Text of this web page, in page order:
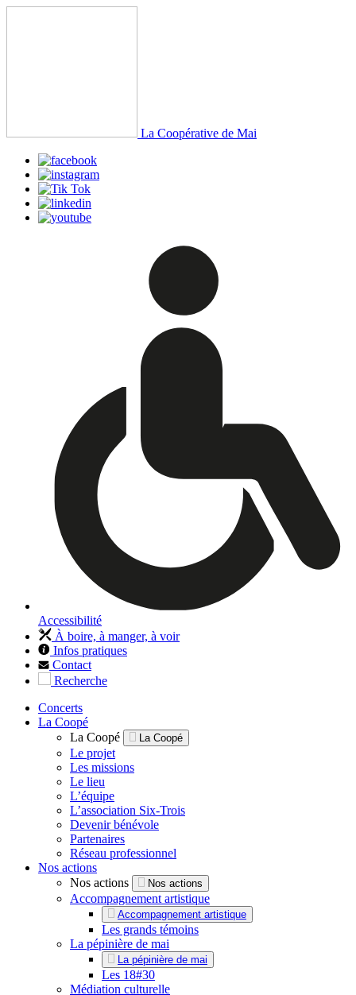
La Coopérative de Mai
Accessibilité
À boire, à manger, à voir
Infos pratiques
Contact
Recherche
Concerts
La Coopé
La Coopé
La Coopé
Le projet
Les missions
Le lieu
L’équipe
L’association Six-Trois
Devenir bénévole
Partenaires
Réseau professionnel
Nos actions
Nos actions
Nos actions
Accompagnement artistique
Accompagnement artistique
Les grands témoins
La pépinière de mai
La pépinière de mai
Les 18#30
Médiation culturelle